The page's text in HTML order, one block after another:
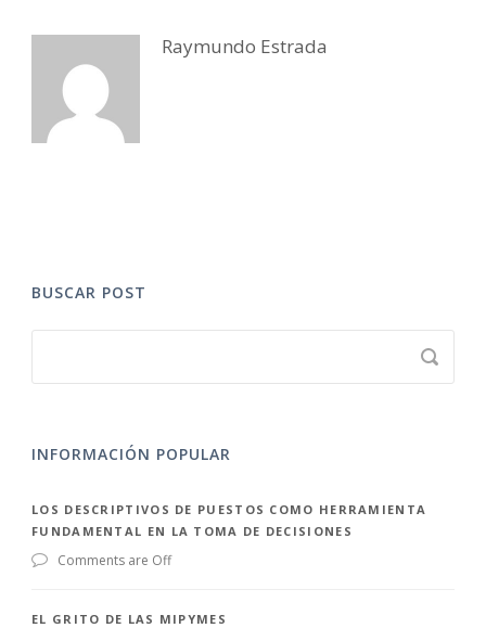
Raymundo Estrada
BUSCAR POST
INFORMACIÓN POPULAR
LOS DESCRIPTIVOS DE PUESTOS COMO HERRAMIENTA
FUNDAMENTAL EN LA TOMA DE DECISIONES
Comments are Off
EL GRITO DE LAS MIPYMES